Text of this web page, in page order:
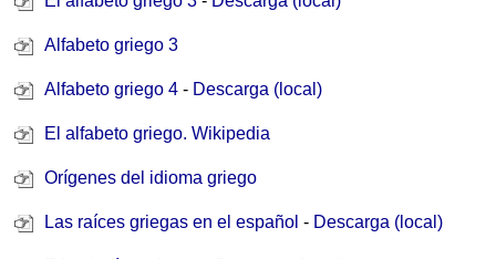
Alfabeto griego 3
Alfabeto griego 4 - Descarga (local)
El alfabeto griego. Wikipedia
Orígenes del idioma griego
Las raíces griegas en el español - Descarga (local)